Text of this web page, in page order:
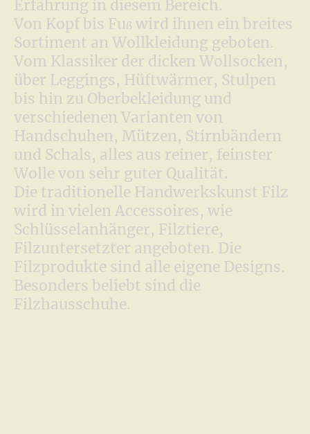
Erfahrung in diesem Bereich.
Von Kopf bis Fuß wird ihnen ein breites
Sortiment an Wollkleidung geboten.
Vom Klassiker der dicken Wollsocken,
über Leggings, Hüftwärmer, Stulpen
bis hin zu Oberbekleidung und
verschiedenen Varianten von
Handschuhen, Mützen, Stirnbändern
und Schals, alles aus reiner, feinster
Wolle von sehr guter Qualität.
Die traditionelle Handwerkskunst Filz
wird in vielen Accessoires, wie
Schlüsselanhänger, Filztiere,
Filzuntersetzter angeboten. Die
Filzprodukte sind alle eigene Designs.
Besonders beliebt sind die
Filzhausschuhe.